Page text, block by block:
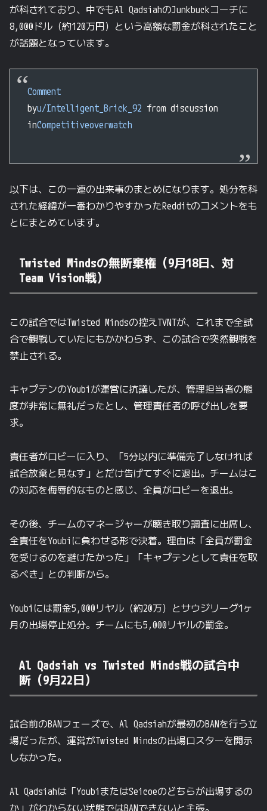
が科されており、中でもAl QadsiahのJunkbuckコーチに
8,000ドル（約120万円）という高額な罰金が科されたこと
が話題となっています。
Comment
byu/Intelligent_Brick_92 from discussion
inCompetitiveoverwatch
以下は、この一連の出来事のまとめになります。処分を科
された経緯が一番わかりやすかったRedditのコメントをも
とにまとめています。
Twisted Mindsの無断棄権（9月18日、対
Team Vision戦）
この試合ではTwisted Mindsの控えTVNTが、これまで全試
合で観戦していたにもかかわらず、この試合で突然観戦を
禁止される。
キャプテンのYoubiが運営に抗議したが、管理担当者の態
度が非常に無礼だったとし、管理責任者の呼び出しを要
求。
責任者がロビーに入り、「5分以内に準備完了しなければ
試合放棄と見なす」とだけ告げてすぐに退出。チームはこ
の対応を侮辱的なものと感じ、全員がロビーを退出。
その後、チームのマネージャーが聴き取り調査に出席し、
全責任をYoubiに負わせる形で決着。理由は「全員が罰金
を受けるのを避けたかった」「キャプテンとして責任を取
るべき」との判断から。
Youbiには罰金5,000リヤル（約20万）とサウジリーグ1ヶ
月の出場停止処分。チームにも5,000リヤルの罰金。
Al Qadsiah vs Twisted Minds戦の試合中
断（9月22日）
試合前のBANフェーズで、Al Qadsiahが最初のBANを行う立
場だったが、運営がTwisted Mindsの出場ロスターを開示
しなかった。
Al Qadsiahは「YoubiまたはSeicoeのどちらが出場するの
か」がわからない状態ではBANできないと主張。